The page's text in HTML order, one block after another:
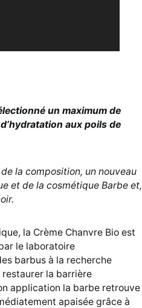
un maximum de
aux poils de
la composition, un nouveau
et de la cosmétique Barbe et,
la Crème Chanvre Bio est
le laboratoire
barbus à la recherche
restaurer la barrière
application la barbe retrouve
apaisée grâce à